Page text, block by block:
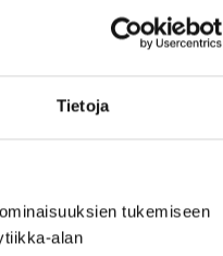
Tietoja
tukemiseen
alan